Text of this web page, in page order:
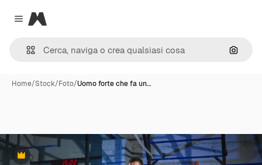
Close menu
Magnific
Cerca
Home/Stock/Foto/Uomo forte che fa un…
Premium